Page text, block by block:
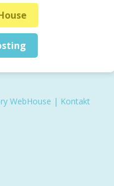
WebHouse | Kontakt